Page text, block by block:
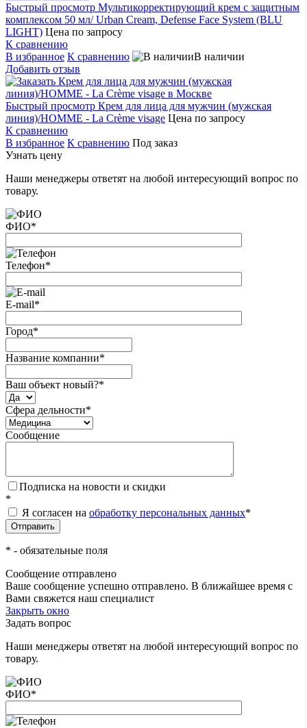
Быстрый просмотр Мультикорректирующий крем с защитным
комплексом 50 мл/ Urban Cream, Defense Face System (BLU
LIGHT) Цена по запросу
К сравнению
В избранное К сравнению
В наличии
Добавить отзыв
Быстрый просмотр Крем для лица для мужчин (мужская
линия)/HOMME - La Crème visage Цена по запросу
К сравнению
В избранное К сравнению Под заказ
Узнать цену
Наши менеджеры ответят на любой интересующий вопрос по
товару.
ФИО*
Телефон*
E-mail*
Город*
Название компании*
Ваш объект новый?*
Сфера дельности*
Сообщение
Подписка на новости и скидки
*
Я согласен на обработку персональных данных*
* - обязательные поля
Сообщение отправлено
Ваше сообщение успешно отправлено. В ближайшее время с
Вами свяжется наш специалист
Закрыть окно
Задать вопрос
Наши менеджеры ответят на любой интересующий вопрос по
товару.
ФИО*